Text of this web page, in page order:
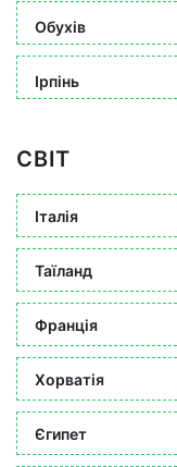
Обухів
Ірпінь
СВІТ
Італія
Таїланд
Франція
Хорватія
Єгипет